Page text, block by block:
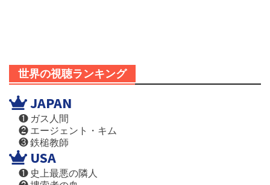
世界の視聴ランキング
JAPAN
❶ ガス人間
❷ エージェント・キム
❸ 鉄槌教師
USA
❶ 史上最悪の隣人